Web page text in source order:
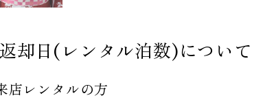
却日(レンタル泊数)について
店レンタルの方